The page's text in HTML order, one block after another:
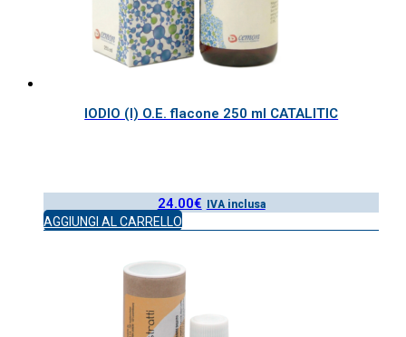
IODIO (I) O.E. flacone 250 ml CATALITIC
24.00€ IVA inclusa
AGGIUNGI AL CARRELLO